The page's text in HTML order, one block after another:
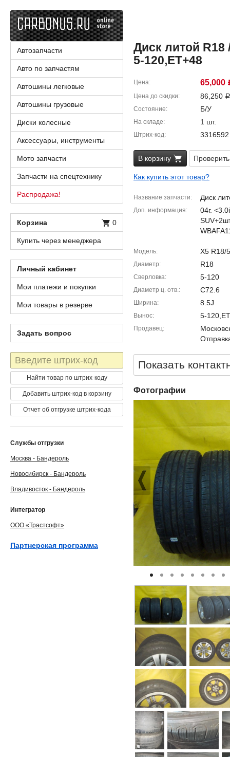
Диск литой R18
5-120,ET+48
Цена 65,000
Цена до скидки 86,250 Р
Состояние Б/У
На складе 1 шт.
Штрих-код 3316592
В корзину
Как купить этот товар?
Название запчасти Диск
Доп. информация
04г.
Модель X5 R18/
Диаметр R18
Сверловка 5-120
Диаметр ц. отв. C72.6
Ширина 8.5J
Вынос 5-
Продавец
Показать
Фотографии
Автозапчасти
Авто по запчастям
Автошины легковые
Автошины грузовые
Диски колесные
Аксессуары, инструменты
Мото запчасти
Запчасти на спецтехнику
Распродажа!
Корзина 0
Купить через менеджера
Личный кабинет
Мои платежи и покупки
Мои товары в резерве
Задать вопрос
Штрих-
код
Найти товар по штрих-коду
Добавить штрих-код в корзину
Отчет об отгрузке штрих-кода
Службы отгрузки
Москва - Бандероль
Новосибирск - Бандероль
Владивосток - Бандероль
Интегратор
ООО «Трастсофт»
Партнерская программа